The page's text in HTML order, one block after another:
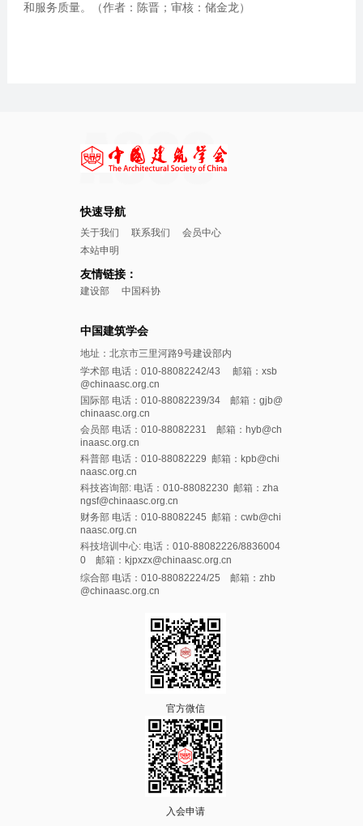
和服务质量。（作者：陈晋；审核：储金龙）
快速导航
关于我们 联系我们
会员中心
本站申明
友情链接：
建设部 中国科协
中国建筑学会
地址：北京市三里河路9号建设部内
学术部 电话：010-88082242/43 邮箱：xsb
@chinaasc.org.cn
国际部 电话：010-88082239/34 邮箱：gjb@
chinaasc.org.cn
会员部 电话：010-88082231 邮箱：hyb@ch
inaasc.org.cn
科普部 电话：010-88082229 邮箱：kpb@chi
naasc.org.cn
科技咨询部: 电话：010-88082230 邮箱：zha
ngsf@chinaasc.org.cn
财务部 电话：010-88082245 邮箱：cwb@chi
naasc.org.cn
科技培训中心: 电话：010-88082226/8836004
0 邮箱：kjpxzx@chinaasc.org.cn
综合部 电话：010-88082224/25 邮箱：zhb
@chinaasc.org.cn
官方微信
入会申请